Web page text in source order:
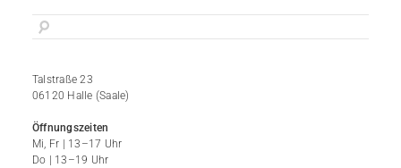
Talstraße 23
06120 Halle (Saale)
Öffnungszeiten
Mi, Fr | 13–17 Uhr
Do | 13–19 Uhr